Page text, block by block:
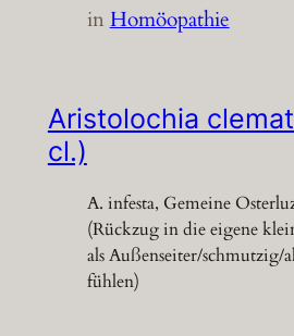
inHomöopathie
Aristolochia
cl.)
A. infesta, Gemeine
(Rückzug in die eigene
als Außenseiter/schmutzig/
fühlen)